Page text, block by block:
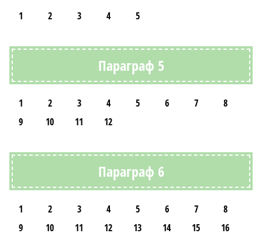
1 2 3 4 5
Параграф 5
1 2 3 4 5 6 7
8
9
10 11 12
Параграф 6
1 2 3 4 5 6 7
8
9
10 11 12 13 14 15 16